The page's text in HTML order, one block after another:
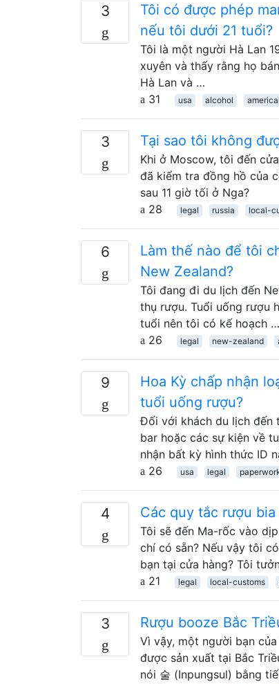
3
Tôi có được phép
nếu tôi dưới 21 tuổi?
Tôi là một người Hà Lan
xuyên và thấy rằng họ
Hà Lan và …
31
usa alcohol
3 Tại sao tôi không
Khi ở Moscow, tôi đến
đã kiểm tra đồng hồ của
sau 11 giờ tối ở Nga?
28
legal russia local-
6
Làm thế nào để tôi
New Zealand?
Tôi đang đi du lịch đến
thụ rượu. Tuổi uống rượu
tuổi nên tôi có kế hoạch …
26
legal new-zealand
9
Hoa Kỳ chấp nhận
tuổi uống rượu?
Đối với khách du lịch đến
bar hoặc các sự kiện về
nhận bất kỳ hình thức ID
26
usa legal
4 Các quy tắc rượu
Tôi sẽ đến Ma-rốc vào
chí có sẵn? Nếu vậy tôi
bạn tại cửa hàng? Tôi
21
legal local-customs
3 Rượu booze Bắc
Vì vậy, một người bạn
được sản xuất tại Bắc
nói 술 (Inpungsul) bằng